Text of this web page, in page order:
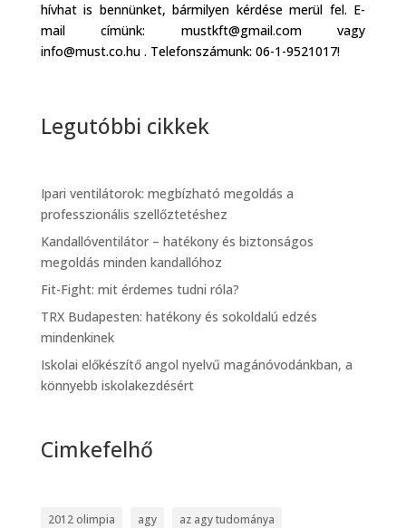
hívhat is bennünket, bármilyen kérdése merül fel. E-
mail címünk: mustkft@gmail.com vagy
info@must.co.hu . Telefonszámunk: 06-1-9521017!
Legutóbbi cikkek
Ipari ventilátorok: megbízható megoldás a
professzionális szellőztetéshez
Kandallóventilátor – hatékony és biztonságos
megoldás minden kandallóhoz
Fit-Fight: mit érdemes tudni róla?
TRX Budapesten: hatékony és sokoldalú edzés
mindenkinek
Iskolai előkészítő angol nyelvű magánóvodánkban, a
könnyebb iskolakezdésért
Cimkefelhő
2012 olimpia agy
az agy tudománya